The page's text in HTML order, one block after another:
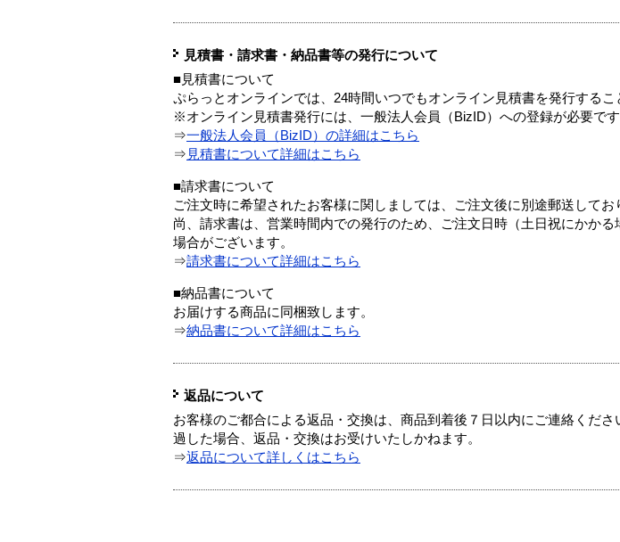
見積書・請求書・納品書等の発行について
■見積書について
ぷらっとオンラインでは、24時間いつでもオンライン見積書を発行するこ
※オンライン見積書発行には、一般法人会員（BizID）への登録が必要です
⇒一般法人会員（BizID）の詳細はこちら
⇒ 見積書について詳細はこちら
■請求書について
ご注文時に希望されたお客様に関しましては、ご注文後に別途郵送してお
尚、請求書は、営業時間内での発行のため、ご注文日時（土日祝にかか
場合がございます。
⇒請求書について詳細はこちら
■納品書について
お届けする商品に同梱致します。
⇒納品書について詳細はこちら
返品について
お客様のご都合による返品・交換は、商品到着後７日以内にご連絡くだ
過した場合、返品・交換はお受けいたしかねます。
⇒返品について詳しくはこちら